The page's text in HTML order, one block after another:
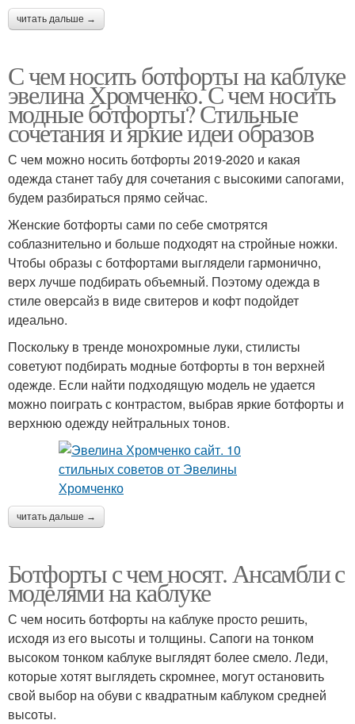
читать дальше →
С чем носить ботфорты на каблуке
эвелина Хромченко. С чем носить
модные ботфорты? Стильные
сочетания и яркие идеи образов
С чем можно носить ботфорты 2019-2020 и какая
одежда станет табу для сочетания с высокими сапогами,
будем разбираться прямо сейчас.
Женские ботфорты сами по себе смотрятся
соблазнительно и больше подходят на стройные ножки.
Чтобы образы с ботфортами выглядели гармонично,
верх лучше подбирать объемный. Поэтому одежда в
стиле оверсайз в виде свитеров и кофт подойдет
идеально.
Поскольку в тренде монохромные луки, стилисты
советуют подбирать модные ботфорты в тон верхней
одежде. Если найти подходящую модель не удается
можно поиграть с контрастом, выбрав яркие ботфорты и
верхнюю одежду нейтральных тонов.
читать дальше →
Ботфорты с чем носят. Ансамбли с
моделями на каблуке
С чем носить ботфорты на каблуке просто решить,
исходя из его высоты и толщины. Сапоги на тонком
высоком тонком каблуке выглядят более смело. Леди,
которые хотят выглядеть скромнее, могут остановить
свой выбор на обуви с квадратным каблуком средней
высоты.